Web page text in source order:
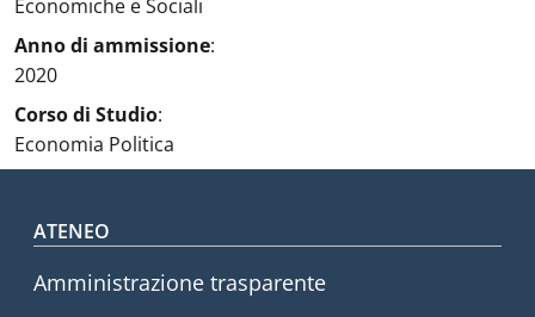
Economiche e Sociali
Anno di ammissione:
2020
Corso di Studio:
Economia Politica
Footer menu
ATENEO
Amministrazione trasparente